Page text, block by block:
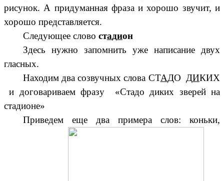
рисунок. А придуманная фраза и хорошо звучит, и
хорошо представляется.
Следующее слово стадион
Здесь нужно запомнить уже написание двух
гласных.
Находим два созвучных слова СТАДО ДИКИХ
и договариваем фразу «Стадо диких зверей на
стадионе»
Приведем еще два примера слов: коньки,